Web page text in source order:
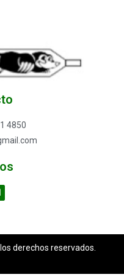
4850
derechos reservados.